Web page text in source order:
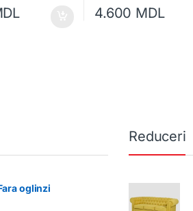
4.600 MDL
oglinzi
Reduceri